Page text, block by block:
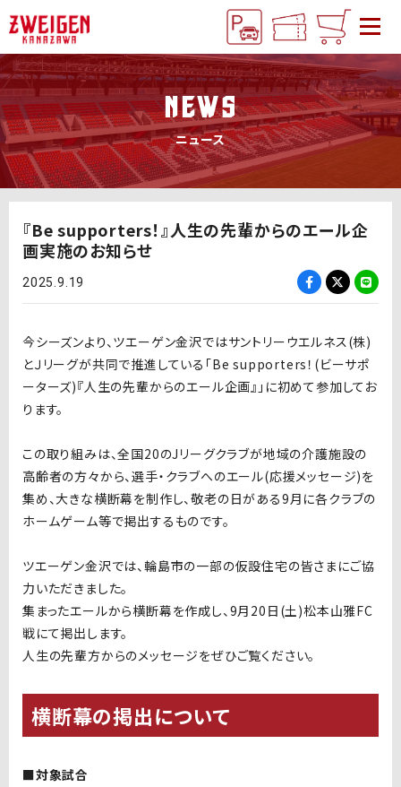
NEWS
ニュース
『Be supporters！』人生の先輩からのエール企
画実施のお知らせ
2025.9.19
今シーズンより、ツエーゲン金沢ではサントリーウエルネス(株)
とＪリーグが共同で推進している「Be supporters！(ビーサポ
ーターズ)『人生の先輩からのエール企画』」に初めて参加してお
ります。
この取り組みは、全国20のJリーグクラブが地域の介護施設の
高齢者の方々から、選手・クラブへのエール(応援メッセージ)を
集め、大きな横断幕を制作し、敬老の日がある9月に各クラブの
ホームゲーム等で掲出するものです。
ツエーゲン金沢では、輪島市の一部の仮設住宅の皆さまにご協
力いただきました。
集まったエールから横断幕を作成し、9月20日(土)松本山雅FC
戦にて掲出します。
⼈⽣の先輩⽅からのメッセージをぜひご覧ください。
横断幕の掲出について
■対象試合